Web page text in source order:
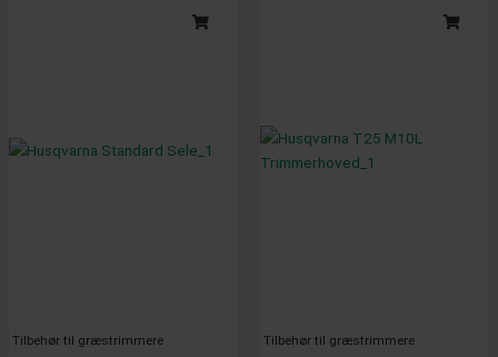
Tilbehør til græstrimmere Tilbehør til græstrimmere